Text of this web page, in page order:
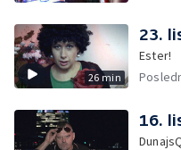
26 min
23.
Ester!
16.